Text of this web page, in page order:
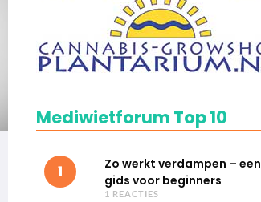
Mediwietforum Top 10
1
Zo werkt verdampen – een
gids voor beginners
1 REACTIES